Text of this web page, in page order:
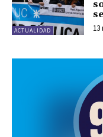
ACTUALIDAD 13